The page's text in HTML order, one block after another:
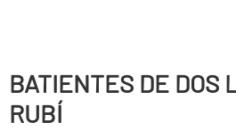
BATIENTES DE DOS
RUBÍ